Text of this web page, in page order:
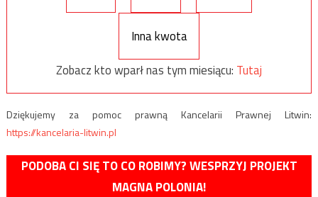
Inna kwota
Zobacz kto wparł nas tym miesiącu: Tutaj
Dziękujemy za pomoc prawną Kancelarii Prawnej Litwin:
https://kancelaria-litwin.pl
PODOBA CI SIĘ TO CO ROBIMY? WESPRZYJ PROJEKT
MAGNA POLONIA!